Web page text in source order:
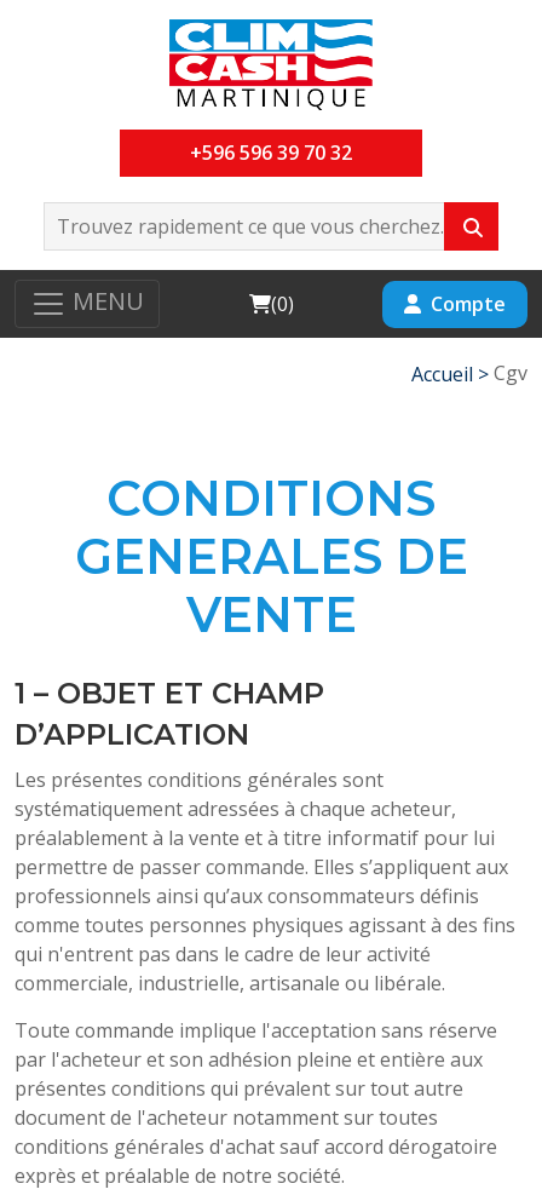
+596 596 39 70 32
MENU Cart
(0) Compte
Accueil >Cgv
CONDITIONS
GENERALES DE
VENTE
1 – OBJET ET CHAMP
D’APPLICATION
Les présentes conditions générales sont
systématiquement adressées à chaque acheteur,
préalablement à la vente et à titre informatif pour lui
permettre de passer commande. Elles s’appliquent aux
professionnels ainsi qu’aux consommateurs définis
comme toutes personnes physiques agissant à des fins
qui n'entrent pas dans le cadre de leur activité
commerciale, industrielle, artisanale ou libérale.
Toute commande implique l'acceptation sans réserve
par l'acheteur et son adhésion pleine et entière aux
présentes conditions qui prévalent sur tout autre
document de l'acheteur notamment sur toutes
conditions générales d'achat sauf accord dérogatoire
exprès et préalable de notre société.